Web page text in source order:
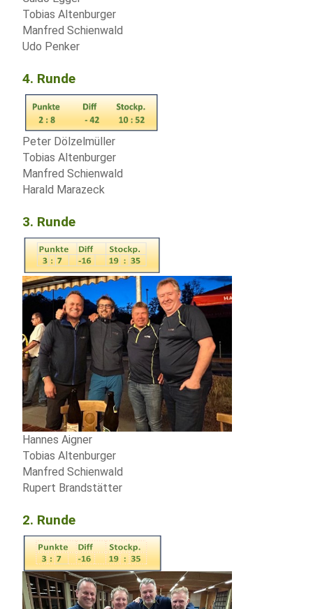
Tobias Altenburger
Manfred Schienwald
Udo Penker
4. Runde
Peter Dölzelmüller
Tobias Altenburger
Manfred Schienwald
Harald Marazeck
3. Runde
Hannes Aigner
Tobias Altenburger
Manfred Schienwald
Rupert Brandstätter
2. Runde